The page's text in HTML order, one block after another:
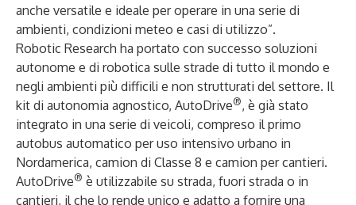
anche versatile e ideale per operare in una serie di
ambienti, condizioni meteo e casi di utilizzo”.
Robotic Research ha portato con successo soluzioni
autonome e di robotica sulle strade di tutto il mondo e
negli ambienti più difficili e non strutturati del settore. Il
kit di autonomia agnostico, AutoDrive®, è già stato
integrato in una serie di veicoli, compreso il primo
autobus automatico per uso intensivo urbano in
Nordamerica, camion di Classe 8 e camion per cantieri.
AutoDrive® è utilizzabile su strada, fuori strada o in
cantieri, il che lo rende unico e adatto a fornire una